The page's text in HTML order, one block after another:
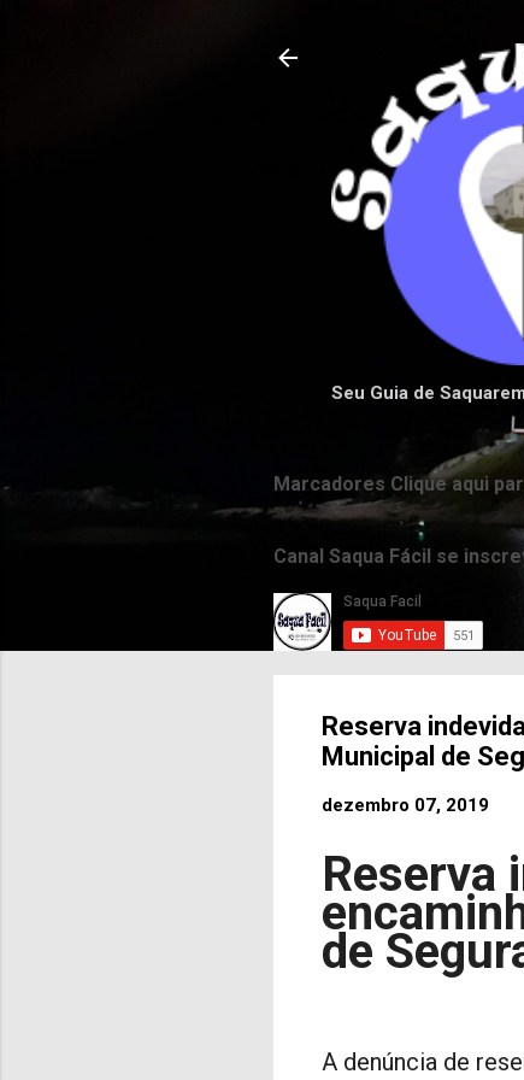
Seu Guia de
Marcadores Clique aqui
Canal Saqua Fácil se
Reserva
Municipal de
dezembro 07, 2019
Reserva
de
A denúncia de